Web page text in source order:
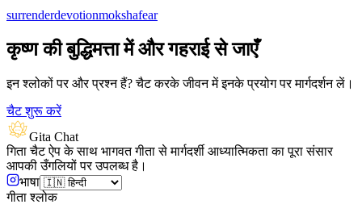
surrenderdevotionmokshafear
कृष्ण की बुद्धिमत्ता में और गहराई से जाएँ
इन श्लोकों पर और प्रश्न हैं? चैट करके जीवन में इनके प्रयोग पर मार्गदर्शन लें।
चैट शुरू करें
Gita Chat
गिता चैट ऐप के साथ भागवत गीता से मार्गदर्शी आध्यात्मिकता का पूरा संसार
आपकी उँगलियों पर उपलब्ध है।
भाषा
गीता श्लोक